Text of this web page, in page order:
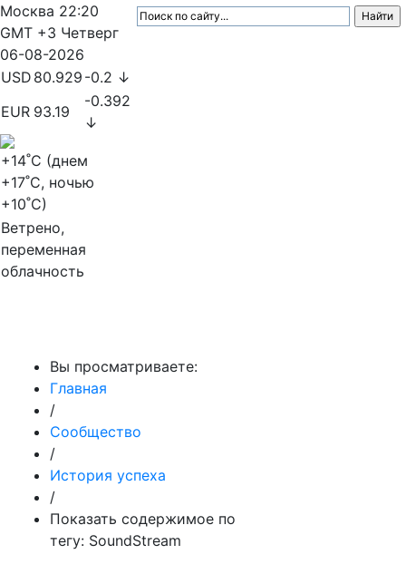
Москва 22:20
GMT +3 Четверг
06-08-2026
USD 80.929 -0.2 ↓
EUR 93.19
-0.392
↓
+14˚C (днем
+17˚C, ночью
+10˚C)
Ветрено,
переменная
облачность
Вы просматриваете:
Главная
/
Сообщество
/
История успеха
/
Показать содержимое по
тегу: SoundStream